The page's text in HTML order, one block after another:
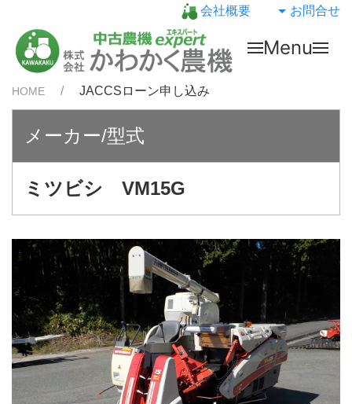
会社概要 お問合せ
Menu
HOME JACCSローン申し込み
メーカー/型式
ミツビシ VM15G